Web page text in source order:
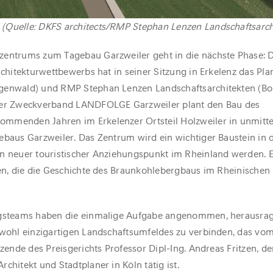
DKFS architects/RMP Stephan Lenzen
zum Tagebau Garzweiler geht in die nächste Phase:
hat in seiner Sitzung in Erkelenz das
und RMP Stephan Lenzen Landschaftsarchitekten
Zweckverband LANDFOLGE Garzweiler plant den Bau des
Jahren im Erkelenzer Ortsteil Holzweiler in
Garzweiler. Das Zentrum wird ein wichtiger Baustein in
neuer touristischer Anziehungspunkt im Rheinland werden.
die die Geschichte des Braunkohlebergbaus im Rheinischen
haben die einmalige Aufgabe angenommen,
einzigartigen Landschaftsumfeldes zu verbinden, das
des Preisgerichts Professor Dipl-Ing. Andreas Fritzen,
und Stadtplaner in Köln tätig ist.